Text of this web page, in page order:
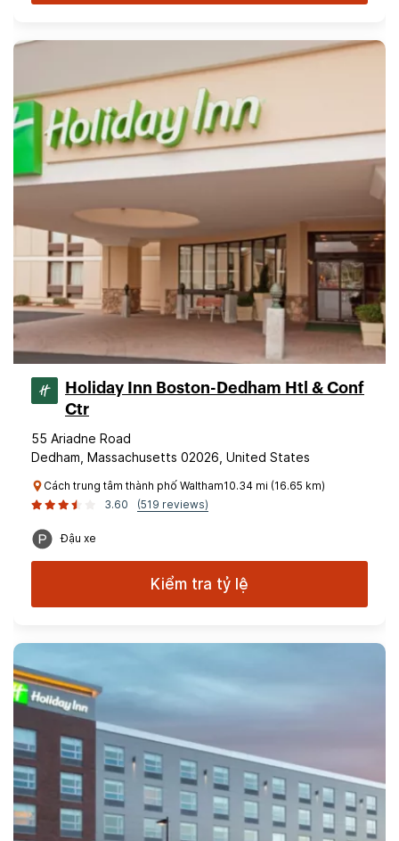
Holiday Inn Boston-Dedham Htl & Conf
Ctr
55 Ariadne Road
Dedham, Massachusetts 02026, United States
Cách trung tâm thành phố Waltham10.34 mi (16.65 km)
3.60
(519 reviews)
Đậu xe
Kiểm tra tỷ lệ